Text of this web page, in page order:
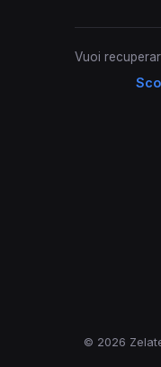
Vuoi
© 2026